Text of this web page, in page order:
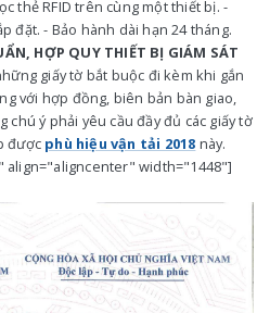
thẻ RFID trên cùng một thiết bị. -
đặt. - Bảo hành dài hạn 24 tháng.
HỢP QUY THIẾT BỊ GIÁM SÁT
giấy tờ bắt buộc đi kèm khi gắn
với hợp đồng, biên bản bàn giao,
chú ý phải yêu cầu đầy đủ các giấy tờ
được phù hiệu vận tải 2018 này.
align="aligncenter" width="1448"]